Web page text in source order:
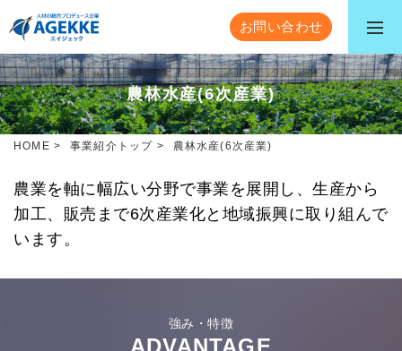
お問い合わせ
農林水産(6次産業)
HOME > 事業紹介トップ > 農林水産(6次産業)
農業を軸に幅広い分野で事業を展開し、 生産から
加工、販売まで6次産業化と地域振興に取り組んで
います。
強み・特徴
ADVANTAGE